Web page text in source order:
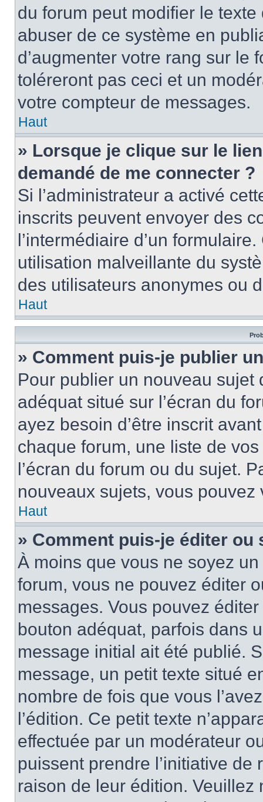
du forum peut modifier le
abuser de ce système en
d’augmenter votre rang sur le
toléreront pas ceci et un
votre compteur de messages.
Haut
» Lorsque je clique sur le
demandé de me connecter ?
Si l’administrateur a activé
inscrits peuvent envoyer des
l’intermédiaire d’un
utilisation malveillante du
des utilisateurs anonymes ou
Haut
» Comment puis-je publier
Pour publier un nouveau
adéquat situé sur l’écran du
ayez besoin d’être inscrit
chaque forum, une liste de
l’écran du forum ou du sujet.
nouveaux sujets, vous
Haut
» Comment puis-je éditer
À moins que vous ne soyez
forum, vous ne pouvez éditer
messages. Vous pouvez
bouton adéquat, parfois dans
message initial ait été publié.
message, un petit texte situé
nombre de fois que vous
l’édition. Ce petit texte
effectuée par un modérateur
puissent prendre l’initiative
raison de leur édition.